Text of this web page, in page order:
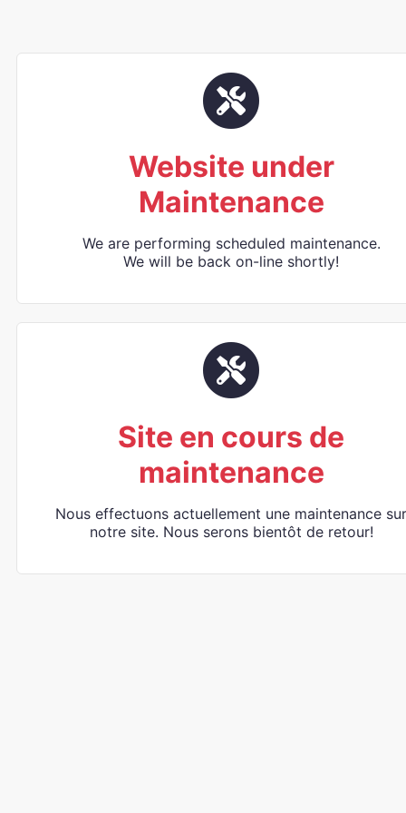
Website under
Maintenance
We are performing scheduled maintenance.
We will be back on-line shortly!
Site en cours de
maintenance
Nous effectuons actuellement une maintenance sur
notre site. Nous serons bientôt de retour!